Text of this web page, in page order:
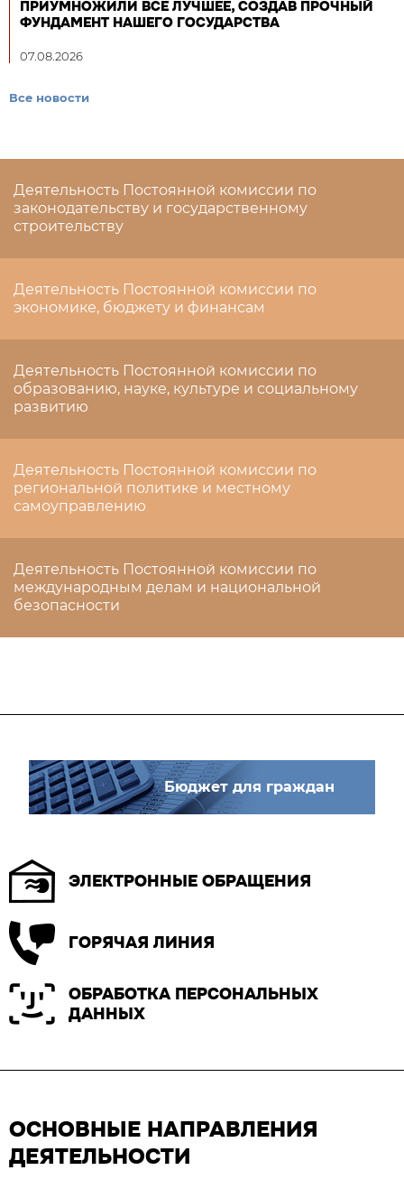
ПРИУМНОЖИЛИ ВСЕ ЛУЧШЕЕ, СОЗДАВ ПРОЧНЫЙ
ФУНДАМЕНТ НАШЕГО ГОСУДАРСТВА
07.08.2026
Все новости
Деятельность Постоянной комиссии по
законодательству и государственному
строительству
Деятельность Постоянной комиссии по
экономике, бюджету и финансам
Деятельность Постоянной комиссии по
образованию, науке, культуре и социальному
развитию
Деятельность Постоянной комиссии по
региональной политике и местному
самоуправлению
Деятельность Постоянной комиссии по
международным делам и национальной
безопасности
Бюджет для граждан
ЭЛЕКТРОННЫЕ ОБРАЩЕНИЯ
ГОРЯЧАЯ ЛИНИЯ
ОБРАБОТКА ПЕРСОНАЛЬНЫХ
ДАННЫХ
ОСНОВНЫЕ НАПРАВЛЕНИЯ
ДЕЯТЕЛЬНОСТИ